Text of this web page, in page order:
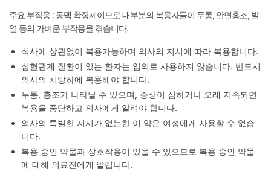
주요 부작용 : 동맥 확장제이므로 대부분의 복용자들이 두통, 안면홍조, 발
열 등의 가벼운 부작용을 겪습니다.
식사에 상관없이 복용가능하며 의사의 지시에 따라 복용합니다.
심혈관계 질환이 있는 환자는 임의로 사용하지 않습니다. 반드시
의사의 처방하에 복용해야 합니다.
두통, 홍조가 나타날 수 있으며, 증상이 심하거나 오래 지속되면
복용을 중단하고 의사에게 알려야 합니다.
의사의 특별한 지시가 없는한 이 약은 여성에게 사용할 수 없습
니다.
복용 중인 약물과 상호작용이 있을 수 있으므로 복용 중인 약물
에 대해 의료진에게 알립니다.